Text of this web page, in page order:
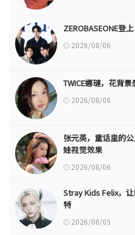
ZEROBASEONE登
2026/08/06
TWICE娜璉，花背
2026/08/06
张元英，童话里的
娃视觉效果
2026/08/06
Stray Kids Felix，
特
2026/08/05